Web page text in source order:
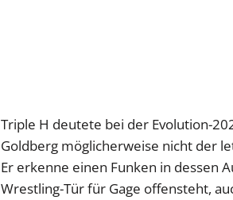
Triple H deutete bei der Evolution-
Goldberg möglicherweise nicht der
Er erkenne einen Funken in dessen
Wrestling-Tür für Gage offensteht,